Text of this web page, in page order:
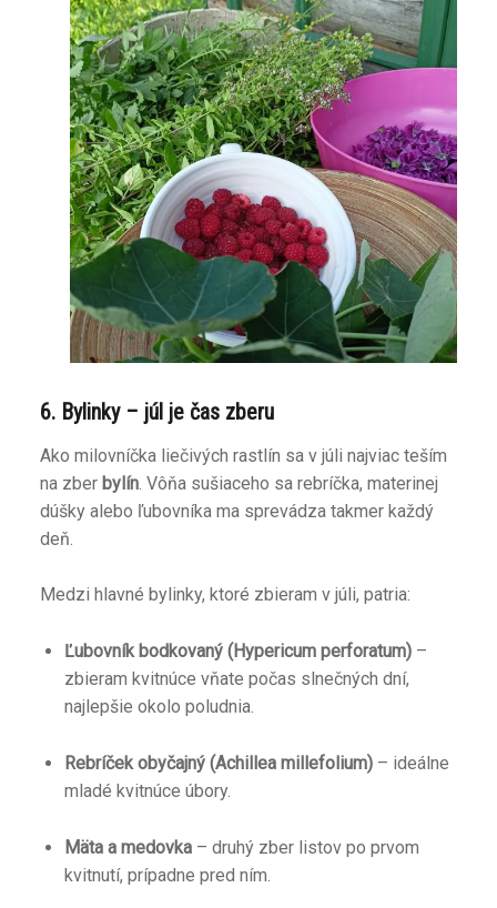
6. Bylinky – júl je čas zberu
Ako milovníčka liečivých rastlín sa v júli najviac teším
na zber bylín. Vôňa sušiaceho sa rebríčka, materinej
dúšky alebo ľubovníka ma sprevádza takmer každý
deň.
Medzi hlavné bylinky, ktoré zbieram v júli, patria:
Ľubovník bodkovaný (Hypericum perforatum)–
zbieram kvitnúce vňate počas slnečných dní,
najlepšie okolo poludnia.
Rebríček obyčajný (Achillea millefolium)– ideálne
mladé kvitnúce úbory.
Mäta a medovka– druhý zber listov po prvom
kvitnutí, prípadne pred ním.